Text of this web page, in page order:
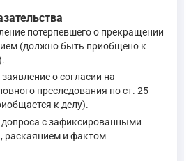
потерпевшего о прекращении
(должно быть приобщено к
о согласии на
преследования по ст. 25
к делу).
с зафиксированными
раскаянием и фактом